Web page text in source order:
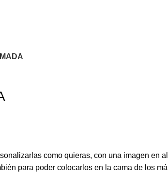
como quieras, con una imagen en
para poder colocarlos en la cama de los